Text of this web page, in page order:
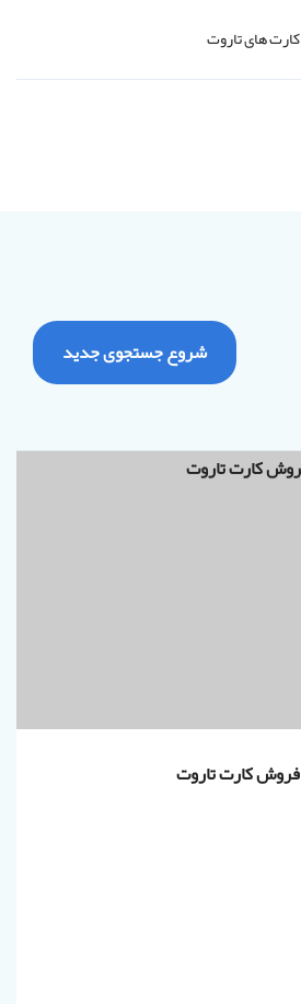
کارت های تاروت
شروع جستجوی جدید
فروش کارت تاروت